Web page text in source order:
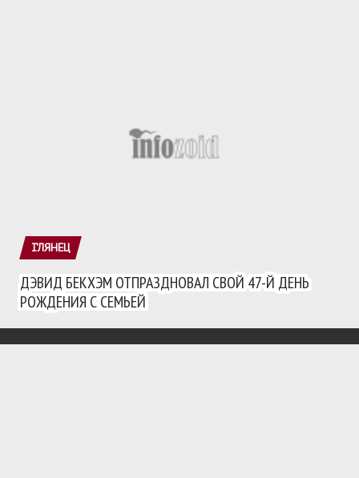
ГЛЯНЕЦ
ДЭВИД БЕКХЭМ ОТПРАЗДНОВАЛ СВОЙ 47-Й ДЕНЬ
РОЖДЕНИЯ С СЕМЬЕЙ